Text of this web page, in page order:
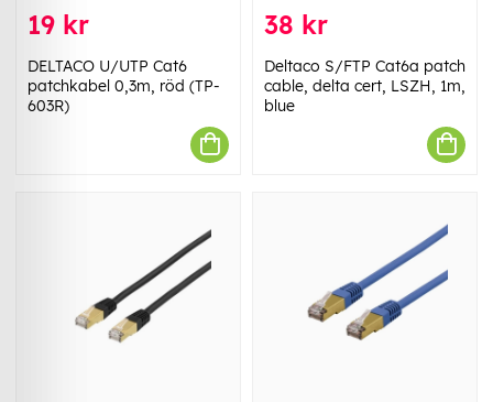
19 kr
DELTACO U/UTP Cat6
patchkabel 0,3m, röd (TP-
603R)
38 kr
Deltaco S/FTP Cat6a patch
cable, delta cert, LSZH, 1m,
blue